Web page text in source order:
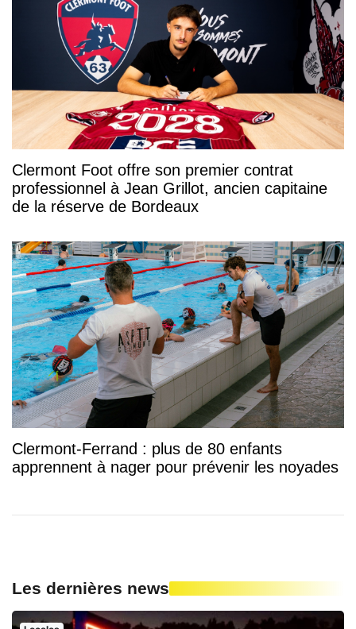
Clermont Foot offre son premier contrat
professionnel à Jean Grillot, ancien capitaine
de la réserve de Bordeaux
Clermont-Ferrand : plus de 80 enfants
apprennent à nager pour prévenir les noyades
Les dernières news